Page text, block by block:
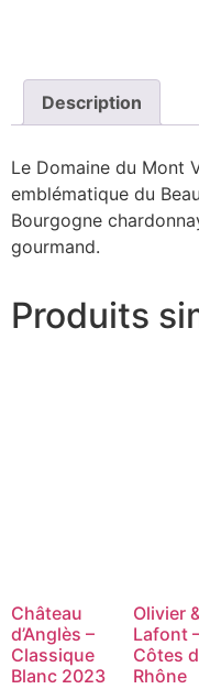
Description
Le Domaine du Mont
emblématique du
Bourgogne
gourmand.
Produits
Château
d’Anglès –
Classique
Blanc 2023
Olivier
Lafont
Côtes
Rhône